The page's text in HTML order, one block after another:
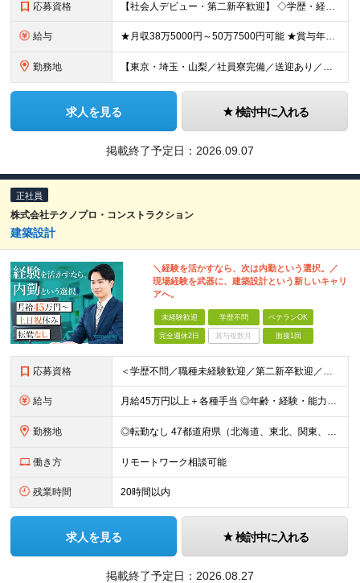
応募資格 【社会人デビュー・第二新卒歓迎】 ◇学歴・経歴一切不問。意欲・人柄重視の採用です！ ◇「電車が好き」「安定したい」など 志望動機は何でもOK。 ★元コンビニ店員や飲食店スタッフなど、 9割以上が
給与 ★月収38万5000円～50万7500円可能 ★賞与年2回＋決算手当あり 日給1万2500円～1万5000円 ※経験・能力などを考慮の上、決定いたします。 ※残業代は別途全額支給します。 ＜月収
勤務地 【東京・埼玉・山梨／社員寮完備／送迎あり／転勤なし】 ※転居を伴う転勤はありません。 ※勤務地はご希望を考慮して決定します。 ＜下記いずれかの事業所にて勤務します＞ ■足立事業所／東京都足立区宮城
求人を見る 検討中に入れる
掲載終了予定日： 2026.09.07
正社員
株式会社テクノプロ・コンストラクション
建築設計
＼経験を活かすなら、次は内勤という選択。／
現場経験を武器に、建築設計という新しいキャリ
アへ。
未経験歓迎 学歴不問 ベテランOK
完全週休2日 賞与複数月 面接1回
応募資格 ＜学歴不問／職種未経験歓迎／第二新卒歓迎／ブランクOK＞ ■建設業界での実務経験をお持ちの方 └年数・分野・職種はいっさい不問！ ◆設計職が初めての方も歓迎！ ◆施工管理など、現場経験を活かしてキ
給与 月給45万円以上＋各種手当 ◎年齢・経験・能力・適性を考慮して、支給額を決定します。 ◎残業代は1分単位で100％支給。頑張った分はきちんと収入に還元します！ ＼充実の各種手当／ ■交通費全額支給
勤務地 ◎転勤なし 47都道府県（北海道、東北、関東、北陸・甲信越、関西、東海、中国、四国、九州、沖縄）の各プロジェクト先 ◇本人の希望を伴わない転居はなく、転勤もありません。 ◇勤務地はご希望を最大限考
働き方 リモートワーク相談可能
残業時間 20時間以内
求人を見る 検討中に入れる
掲載終了予定日： 2026.08.27